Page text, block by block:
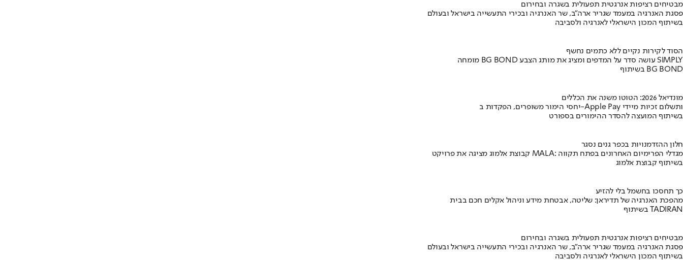
מבטיחים רציפות אנרגטית תפעולית בשגרה ובחירום
פסגת האנרגיה במעמד שגריר ארה"ב, שר האנרגיה ובכירי התעשייה בישראל ובעולם
בשיתוף המכון הישראלי לאנרגיה ולסביבה
הסוד לקירות נקיים ללא כתמים נחשף
מומחה BG BOND עושה סדר על המדפים ומציג את מותג הצבע SIMPLY
בשיתוף BG BOND
מונדיאל 2026: הטוטו משנה את הכללים
יחסי הימור משופרים, הפקדות ב-Apple Pay ותשלום זכיות מיידי
בשיתוף המועצה להסדר ההימורים בספורט
חלון ההזדמנויות בכפר גנים נסגר
קבוצת אלמוג מציגה את פרויקט MALA: מגדלי הפרימיום האחרונים בפתח תקווה
בשיתוף קבוצת אלמוג
כך תחסכו בחשמל בלי להזיע
מהפכת האנרגיה של תדיראן: שליטה, אבטחת מידע וניהול אקלים חכם בבית
בשיתוף TADIRAN
מבטיחים רציפות אנרגטית תפעולית בשגרה ובחירום
פסגת האנרגיה במעמד שגריר ארה"ב, שר האנרגיה ובכירי התעשייה בישראל ובעולם
בשיתוף המכון הישראלי לאנרגיה ולסביבה